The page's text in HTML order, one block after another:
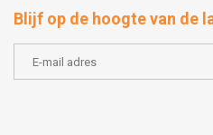
Blijf op de hoogte van de